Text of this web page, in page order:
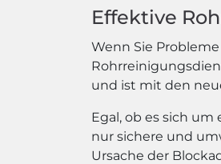
Effektive
Wenn Sie
und ist mit den
Egal, ob es sich
nur sichere und
Ursache der